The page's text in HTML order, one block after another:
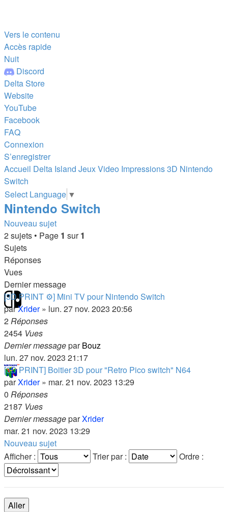
Vers le contenu
Accès rapide
Nuit
Discord
Delta Store
Website
YouTube
Facebook
FAQ
Connexion
S’enregistrer
Accueil Delta Island Jeux Video Impressions 3D Nintendo
Switch
Select Language ▼
Nintendo Switch
Nouveau sujet
2 sujets • Page 1 sur1
Sujets
Réponses
Vues
Dernier message
[3D PRINT ⚙️] Mini TV pour Nintendo Switch
parXrider» lun. 27 nov. 2023 20:56
2Réponses
2454 Vues
Dernier messageparBouz
lun. 27 nov. 2023 21:17
[3D PRINT] Boitier 3D pour "Retro Pico switch" N64
parXrider» mar. 21 nov. 2023 13:29
0 Réponses
2187 Vues
Dernier messageparXrider
mar. 21 nov. 2023 13:29
Nouveau sujet
Afficher :
Trier par : Ordre :